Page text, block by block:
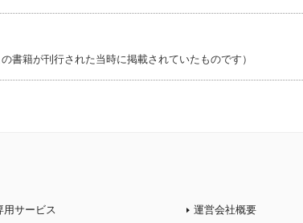
書籍が刊行された当時に掲載されていたものです）
用サービス 運営会社概要